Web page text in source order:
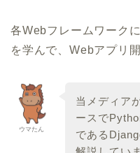
各Webフレームワーク
を学んで、Webアプリ
ウマたん
当メディア
ースで
である